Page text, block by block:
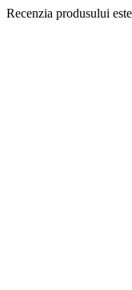
Recenzia produsului